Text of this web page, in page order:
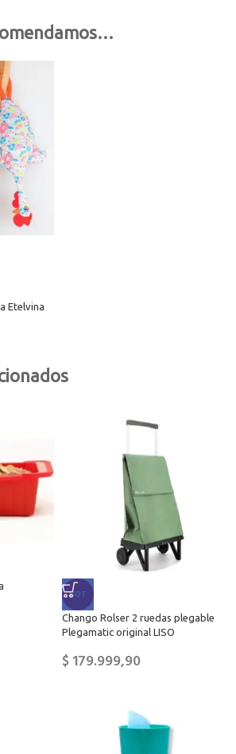
Etelvina
HOT
Chango Rolser 2 ruedas plegable
Plegamatic original LISO
$179.999,90